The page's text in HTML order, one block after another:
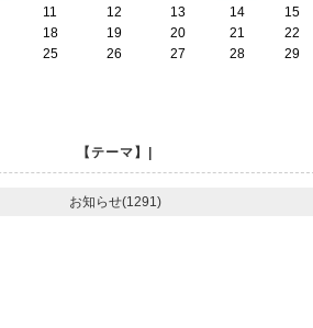
11 12 13 14
15
18 19 20 21
22
25 26 27 28
29
【テーマ】|
お知らせ(1291)